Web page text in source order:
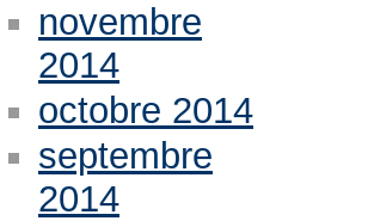
novembre
2014
octobre 2014
septembre
2014